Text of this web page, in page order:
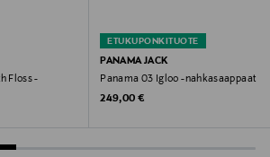
Floss -
ETUKUPONKITUOTE
PANAMA JACK
Panama 03 Igloo -nahkasaappaat
Original Price
249,00 €